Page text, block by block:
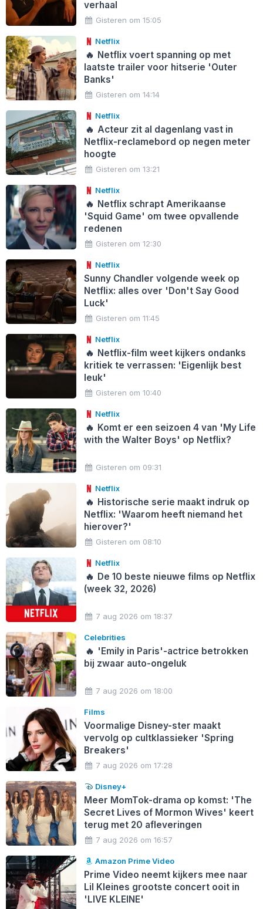
verhaal
Gisteren om 15:05
Netflix
🔥 Netflix voert spanning op met
laatste trailer voor hitserie 'Outer
Banks'
Gisteren om 14:14
Netflix
🔥 Acteur zit al dagenlang vast in
Netflix-reclamebord op negen meter
hoogte
Gisteren om 13:21
Netflix
🔥 Netflix schrapt Amerikaanse
'Squid Game' om twee opvallende
redenen
Gisteren om 12:30
Netflix
Sunny Chandler volgende week op
Netflix: alles over 'Don't Say Good
Luck'
Gisteren om 11:45
Netflix
🔥 Netflix-film weet kijkers ondanks
kritiek te verrassen: 'Eigenlijk best
leuk'
Gisteren om 10:40
Netflix
🔥 Komt er een seizoen 4 van 'My Life
with the Walter Boys' op Netflix?
Gisteren om 09:31
Netflix
🔥 Historische serie maakt indruk op
Netflix: 'Waarom heeft niemand het
hierover?'
Gisteren om 08:10
Netflix
🔥 De 10 beste nieuwe films op Netflix
(week 32, 2026)
7 aug 2026 om 18:37
Celebrities
🔥 'Emily in Paris'-actrice betrokken
bij zwaar auto-ongeluk
7 aug 2026 om 18:00
Films
Voormalige Disney-ster maakt
vervolg op cultklassieker 'Spring
Breakers'
7 aug 2026 om 17:28
Disney+
Meer MomTok-drama op komst: 'The
Secret Lives of Mormon Wives' keert
terug met 20 afleveringen
7 aug 2026 om 16:57
Amazon Prime Video
Prime Video neemt kijkers mee naar
Lil Kleines grootste concert ooit in
'LIVE KLEINE'